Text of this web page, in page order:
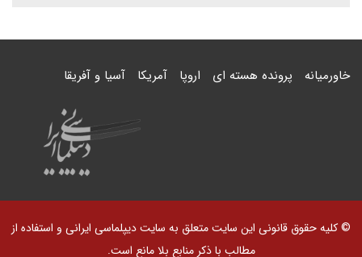
خاورمیانه پرونده هسته ای اروپا آمریکا آسیا و آفریقا
© کلیه حقوق قانونی این سایت متعلق به سایت دیپلماسی ایرانی و استفاده از
مطالب با ذکر منابع بلا مانع است.